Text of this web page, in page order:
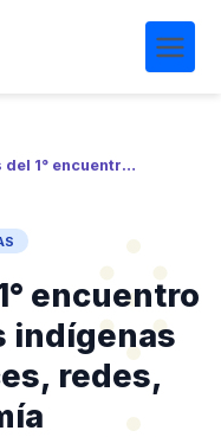
Participamos del 1° encuentro de comunidades indígenas Wikimedia: voces, redes, autonomía
encuentro
indígenas
redes,